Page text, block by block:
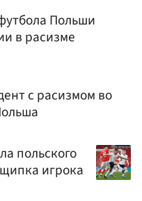
Польши
в расизме
с расизмом во
польского
игрока